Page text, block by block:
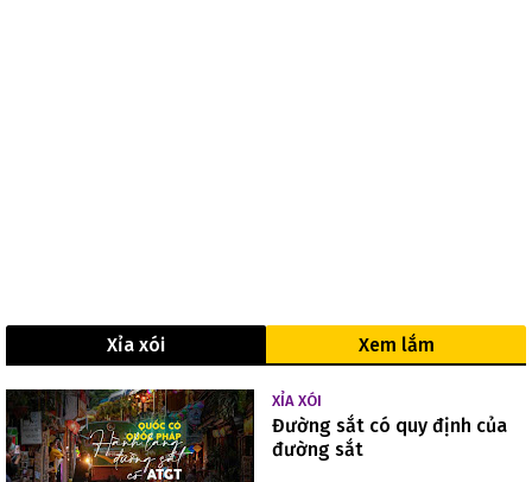
Xỉa xói Xem lắm
XỈA XÓI
Đường sắt có quy định của
đường sắt